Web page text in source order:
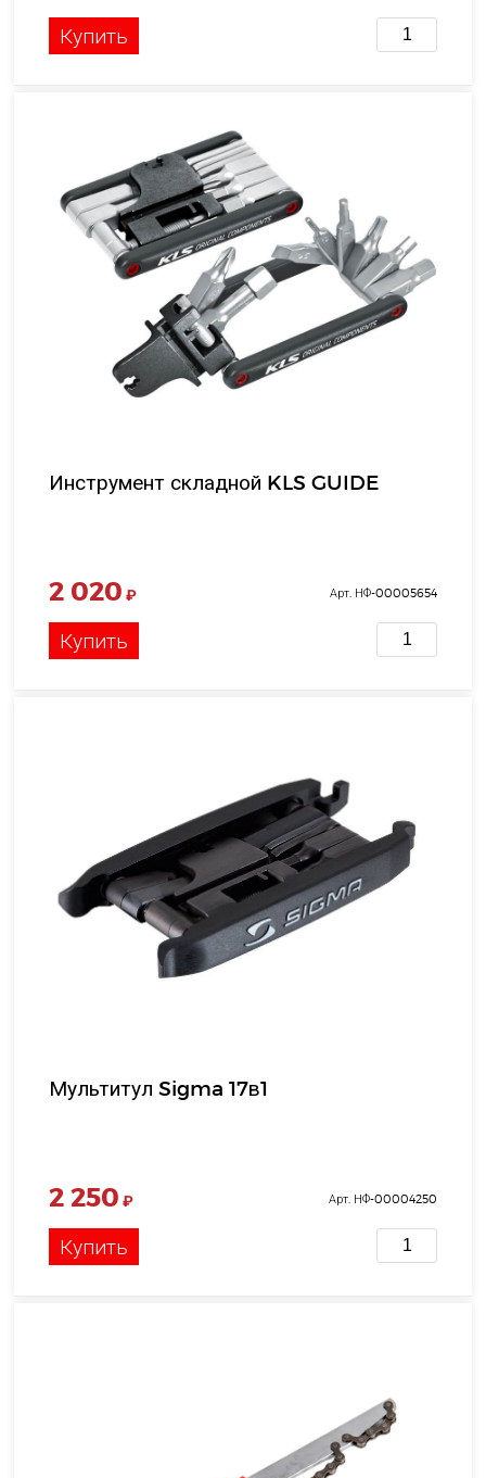
Купить
Инструмент складной KLS GUIDE
2 020 ₽ Арт. НФ-00005654
Купить
Мультитул Sigma 17в1
2 250 ₽ Арт. НФ-00004250
Купить